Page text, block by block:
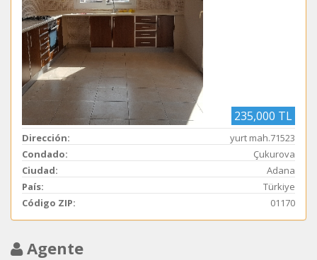
235,000 TL
Dirección:
yurt mah.71523
Condado:
Çukurova
Ciudad:
Adana
País:
Türkiye
Código ZIP:
01170
Agente